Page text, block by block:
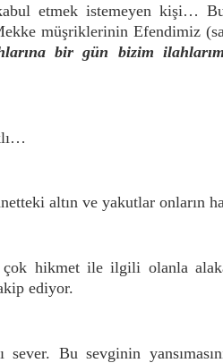
etmek istemeyen kişi…
müşriklerinin Efendimiz
bir gün bizim
altın ve yakutlar onların
çok hikmet ile ilgili olanla
ediyor.
Bu sevginin